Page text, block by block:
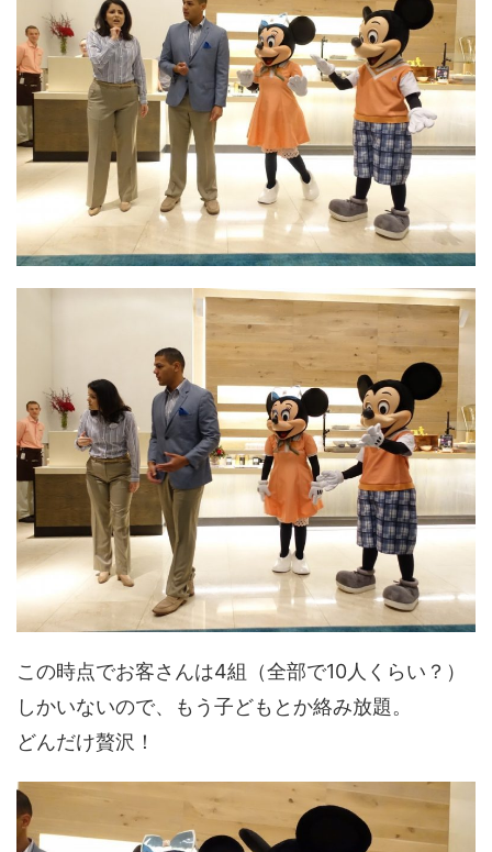
この時点でお客さんは4組（全部で10人くらい？）
しかいないので、もう子どもとか絡み放題。
どんだけ贅沢！